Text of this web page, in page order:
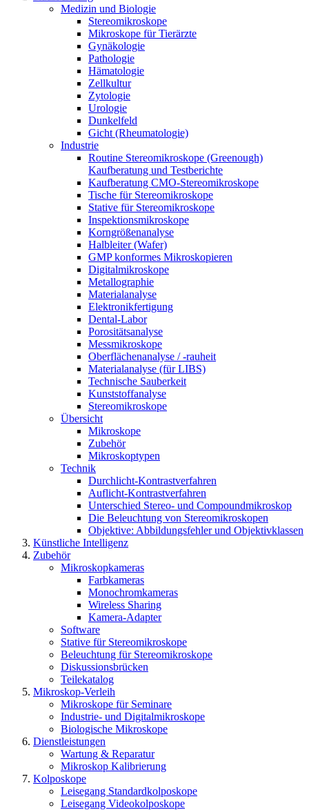
Medizin und Biologie
Stereomikroskope
Mikroskope für Tierärzte
Gynäkologie
Pathologie
Hämatologie
Zellkultur
Zytologie
Urologie
Dunkelfeld
Gicht (Rheumatologie)
Industrie
Routine Stereomikroskope (Greenough)
Kaufberatung und Testberichte
Kaufberatung CMO-Stereomikroskope
Tische für Stereomikroskope
Stative für Stereomikroskope
Inspektionsmikroskope
Korngrößenanalyse
Halbleiter (Wafer)
GMP konformes Mikroskopieren
Digitalmikroskope
Metallographie
Materialanalyse
Elektronikfertigung
Dental-Labor
Porositätsanalyse
Messmikroskope
Oberflächenanalyse / -rauheit
Materialanalyse (für LIBS)
Technische Sauberkeit
Kunststoffanalyse
Stereomikroskope
Übersicht
Mikroskope
Zubehör
Mikroskoptypen
Technik
Durchlicht-Kontrastverfahren
Auflicht-Kontrastverfahren
Unterschied Stereo- und Compoundmikroskop
Die Beleuchtung von Stereomikroskopen
Objektive: Abbildungsfehler und Objektivklassen
Künstliche Intelligenz
Zubehör
Mikroskopkameras
Farbkameras
Monochromkameras
Wireless Sharing
Kamera-Adapter
Software
Stative für Stereomikroskope
Beleuchtung für Stereomikroskope
Diskussionsbrücken
Teilekatalog
Mikroskop-Verleih
Mikroskope für Seminare
Industrie- und Digitalmikroskope
Biologische Mikroskope
Dienstleistungen
Wartung & Reparatur
Mikroskop Kalibrierung
Kolposkope
Leisegang Standardkolposkope
Leisegang Videokolposkope